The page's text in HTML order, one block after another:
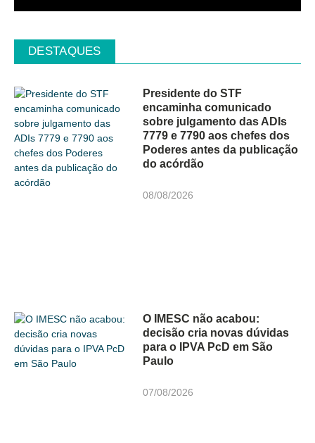
DESTAQUES
Presidente do STF
encaminha comunicado
sobre julgamento das ADIs
7779 e 7790 aos chefes dos
Poderes antes da publicação
do acórdão
08/08/2026
O IMESC não acabou:
decisão cria novas dúvidas
para o IPVA PcD em São
Paulo
07/08/2026